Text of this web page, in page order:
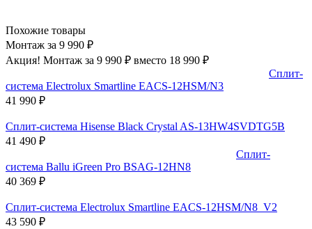
Похожие товары
Монтаж за 9 990 ₽
Акция! Монтаж за 9 990 ₽ вместо 18 990 ₽
Сплит-
система Electrolux Smartline EACS-12HSM/N3
41 990 ₽
Сплит-система Hisense Black Crystal AS-13HW4SVDTG5В
41 490 ₽
Сплит-
система Ballu iGreen Pro BSAG-12HN8
40 369 ₽
Сплит-система Electrolux Smartline EACS-12HSM/N8_V2
43 590 ₽